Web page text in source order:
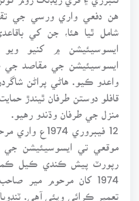
هن دفعي واري ورسي جي
شامل ٿيا هئا، جن کي
ايسوسيئيشن ۾ کنيو ويو
ايسوسيئيشن جي مقاصد جي
واعدو ڪيو. هاڻي پراڻن
قافلو دوستن طرفان ٿيندڙ
منزل جي طرفان وڌندو رهيو.
12 فيبروري
موقعي تي ايسوسيئيشن جي
رپورٽ پيش ڪندي ڪيل ڪمن
1974 کان مرحوم مير
تعمير ڪرائي ويئي آهي.